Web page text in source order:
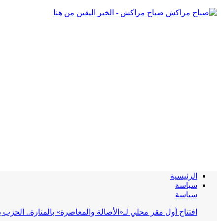
صباح مراكش - الخبر اليقين من هنا
الرئيسية
سياسة
سياسة
افتتاح أول مقر محلي لـ«الأصالة والمعاصرة» بالمنارة..